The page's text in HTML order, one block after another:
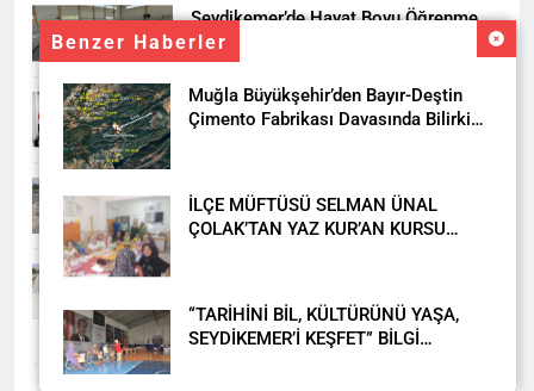
Benzer Haberler
Muğla Büyükşehir’den Bayır-Deştin
Çimento Fabrikası Davasında Bilirkişi
İLÇE MÜFTÜSÜ SELMAN ÜNAL
ÇOLAK’TAN YAZ KUR’AN KURSU
“TARİHİNİ BİL, KÜLTÜRÜNÜ YAŞA,
SEYDİKEMER’İ KEŞFET” BİLGİ
Seydikemer’de Hayat Boyu Öğrenme
Haftası Kadıköy Sergisiyle Başladı
DALAMAN KENT PARK PROJESİ İÇİN
BAŞKAN DURMUŞ’A YETKİ VERİLDİ
Seydikemer’de Akçay Deresi Tepkisi
Büyüyor: “Yetkililer Vatandaşın Sesini
Duysun”
Tutuklama